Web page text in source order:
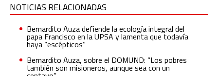
NOTICIAS RELACIONADAS
Bernardito Auza defiende la ecología integral del
papa Francisco en la UPSA y lamenta que todavía
haya “escépticos”
Bernardito Auza, sobre el DOMUND: “Los pobres
también son misioneros, aunque sea con un